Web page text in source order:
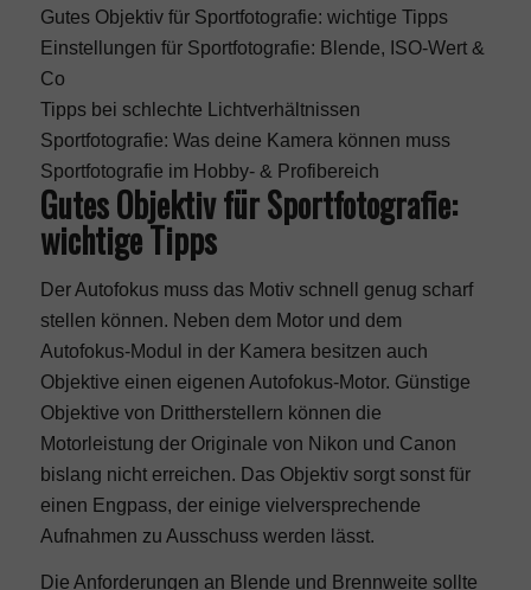
Gutes Objektiv für Sportfotografie: wichtige Tipps
Einstellungen für Sportfotografie: Blende, ISO-Wert &
Co
Tipps bei schlechte Lichtverhältnissen
Sportfotografie: Was deine Kamera können muss
Sportfotografie im Hobby- & Profibereich
Gutes Objektiv für Sportfotografie:
wichtige Tipps
DerAutofokusmuss das Motiv schnell genug scharf
stellen können. Neben dem Motor und dem
Autofokus-Modul in der Kamera besitzen auch
Objektive einen eigenen Autofokus-Motor. Günstige
Objektive von Drittherstellern können die
Motorleistung der Originale von Nikon und Canon
bislang nicht erreichen. Das Objektiv sorgt sonst für
einen Engpass, der einige vielversprechende
Aufnahmen zu Ausschuss werden lässt.
Die Anforderungen an Blende und Brennweite sollte